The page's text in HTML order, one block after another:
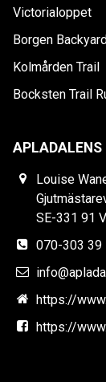
Victorialoppet
Borgen
Kolmården Trail
Bocksten Trail
APLADALENS
Louise
SE-331 91
070-303 39
https://
https://